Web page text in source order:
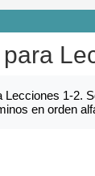
Lecciones 1-2.
en orden